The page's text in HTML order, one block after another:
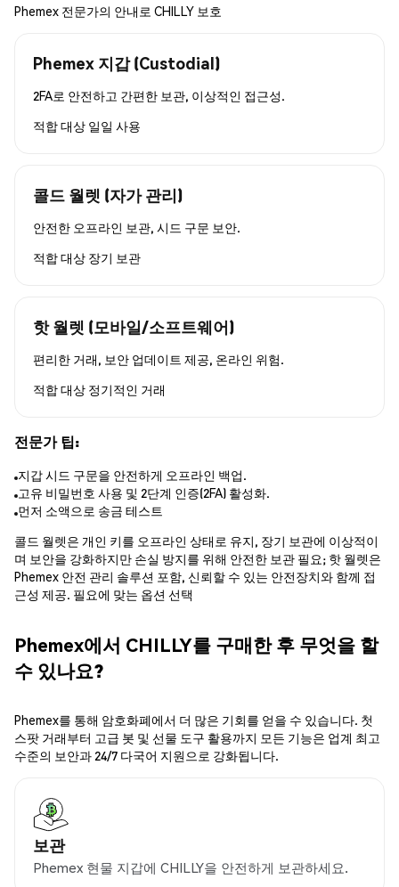
Phemex 전문가의 안내로 CHILLY 보호
Phemex 지갑 (Custodial)
2FA로 안전하고 간편한 보관, 이상적인 접근성.
적합 대상 일일 사용
콜드 월렛 (자가 관리)
안전한 오프라인 보관, 시드 구문 보안.
적합 대상 장기 보관
핫 월렛 (모바일/소프트웨어)
편리한 거래, 보안 업데이트 제공, 온라인 위험.
적합 대상 정기적인 거래
전문가 팁:
지갑 시드 구문을 안전하게 오프라인 백업.
고유 비밀번호 사용 및 2단계 인증(2FA) 활성화.
먼저 소액으로 송금 테스트
콜드 월렛은 개인 키를 오프라인 상태로 유지, 장기 보관에 이상적이
며 보안을 강화하지만 손실 방지를 위해 안전한 보관 필요; 핫 월렛은
Phemex 안전 관리 솔루션 포함, 신뢰할 수 있는 안전장치와 함께 접
근성 제공. 필요에 맞는 옵션 선택
Phemex에서 CHILLY를 구매한 후 무엇을 할
수 있나요?
Phemex를 통해 암호화폐에서 더 많은 기회를 얻을 수 있습니다. 첫
스팟 거래부터 고급 봇 및 선물 도구 활용까지 모든 기능은 업계 최고
수준의 보안과 24/7 다국어 지원으로 강화됩니다.
보관
Phemex 현물 지갑에 CHILLY을 안전하게 보관하세요.